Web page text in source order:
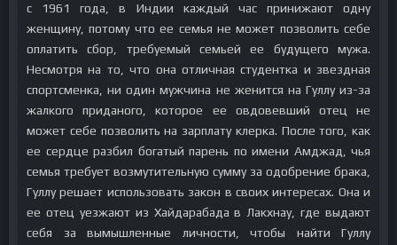
с 1961 года, в Индии каждый час принижают одну
женщину, потому что ее семья не может позволить себе
оплатить сбор, требуемый семьей ее будущего мужа.
Несмотря на то, что она отличная студентка и звездная
спортсменка, ни один мужчина не женится на Гуллу из-за
жалкого приданого, которое ее овдовевший отец не
может себе позволить на зарплату клерка. После того, как
ее сердце разбил богатый парень по имени Амджад, чья
семья требует возмутительную сумму за одобрение брака,
Гуллу решает использовать закон в своих интересах. Она и
ее отец уезжают из Хайдарабада в Лакхнау, где выдают
себя за вымышленные личности, чтобы найти Гуллу